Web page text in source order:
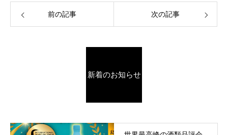
前の記事 次の記事
新着のお知らせ